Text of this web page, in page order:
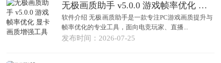
无极画质助手 v5.0.0 游戏帧率优化 显卡画质增强工具
软件介绍 无极画质助手是一款专注PC游戏画质提升与
帧率优化的专业工具，面向电竞玩家、直播...
发布时间：2026-07-25